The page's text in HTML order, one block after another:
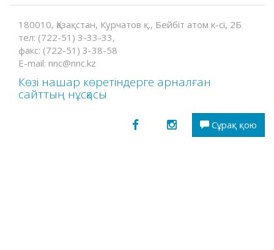
180010, Қазақстан, Курчатов қ., Бейбіт атом к-сі, 2Б
тел: (722-51) 3-33-33,
факс: (722-51) 3-38-58
E-mail: nnc@nnc.kz
Көзі нашар көретіндерге арналған
сайттың нұсқасы
Сұрақ қою